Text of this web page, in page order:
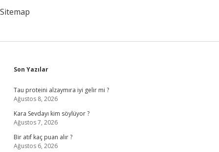
Sitemap
Sidebar
Son Yazılar
Tau proteini alzaymıra iyi gelir mi ?
Ağustos 8, 2026
Kara Sevdayı kim söylüyor ?
Ağustos 7, 2026
Bir atıf kaç puan alır ?
Ağustos 6, 2026